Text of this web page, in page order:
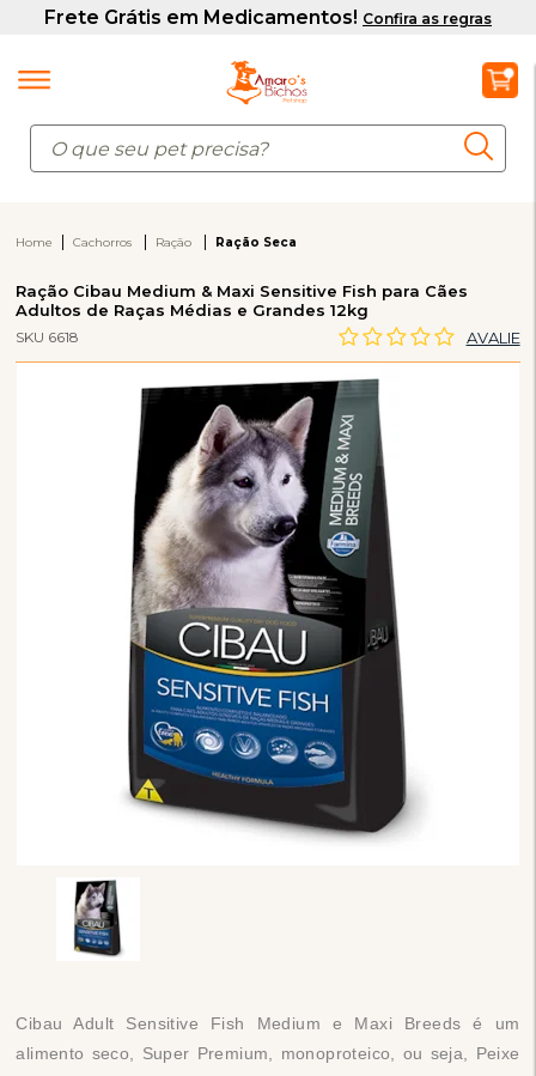
Home Cachorros Ração Ração Seca
Ração Cibau Medium & Maxi Sensitive Fish para Cães
Adultos de Raças Médias e Grandes 12kg
SKU 6618 AVALIE
Cibau Adult Sensitive Fish Medium e Maxi Breeds é um
alimento seco, Super Premium, monoproteico, ou seja, Peixe